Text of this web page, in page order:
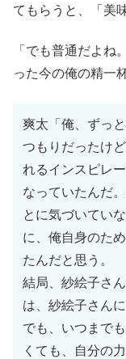
てもらうと、「美
「でも普通だよね
った今の俺の精一
爽太「俺、ずっ
つもりだったけ
れるインスピレ
なっていたんだ
とに気づいてい
に、俺自身のた
たんだと思う。
結局、紗絵子さ
は、紗絵子さん
でも、いつまで
くても、自分の